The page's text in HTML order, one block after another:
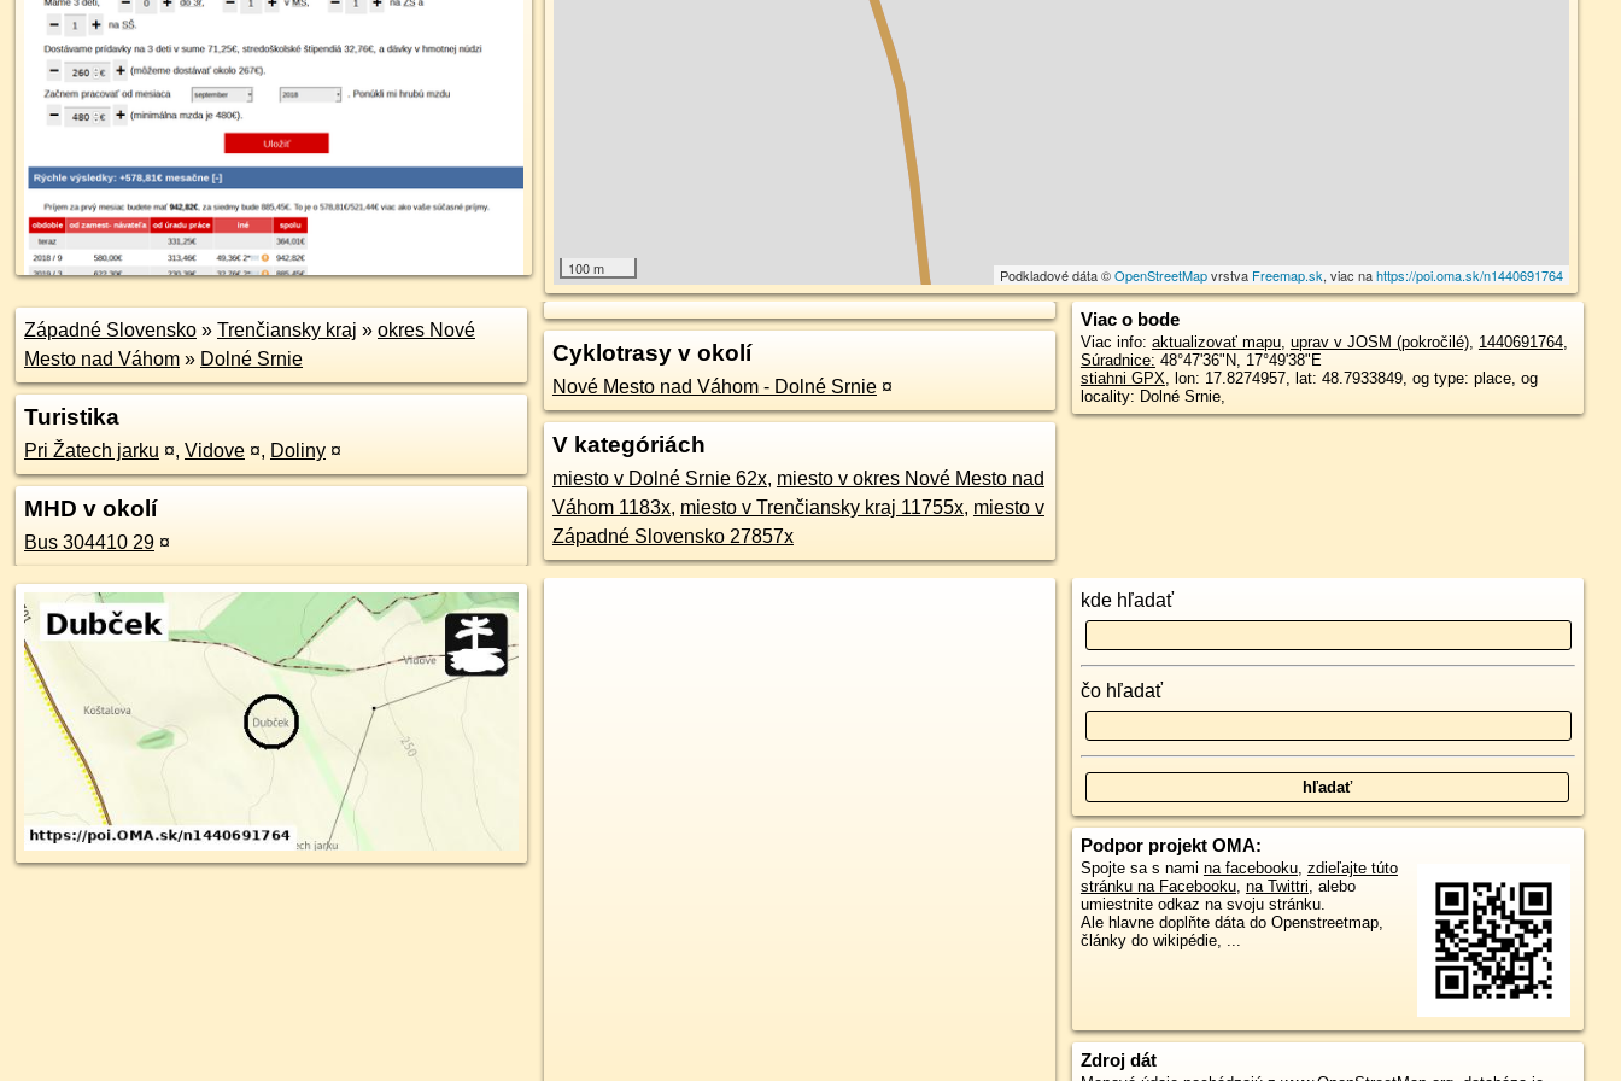
100 m Podkladové dáta ©OpenStreetMapvrstva Freemap.sk, viac nahttps://poi.oma.sk/n1440691764
Západné Slovensko » Trenčiansky kraj » okres Nové
Mesto nad Váhom » Dolné Srnie
Turistika
Pri Žatech jarku ¤, Vidove ¤, Doliny ¤
MHD v okolí
Bus 304410 29 ¤
Cyklotrasy v okolí
Nové Mesto nad Váhom - Dolné Srnie ¤
V kategóriách
miesto v Dolné Srnie 62x, miesto v okres Nové Mesto nad
Váhom 1183x, miesto v Trenčiansky kraj 11755x, miesto v
Západné Slovensko 27857x
Viac o bode
Viac info: aktualizovať mapu, uprav v JOSM (pokročilé), 1440691764,
Súradnice: 48°47'36"N, 17°49'38"E
stiahni GPX, lon: 17.8274957, lat: 48.7933849, og type: place, og
locality: Dolné Srnie,
kde hľadať
čo hľadať
Podpor projekt OMA:
Spojte sa s nami na facebooku, zdieľajte túto
stránku na Facebooku, na Twittri, alebo
umiestnite odkaz na svoju stránku.
Ale hlavne doplňte dáta do Openstreetmap,
články do wikipédie, ...
Zdroj dát